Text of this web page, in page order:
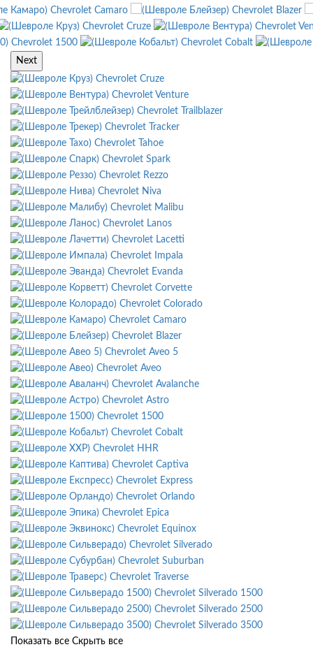
Chevrolet Camaro
Chevrolet Blazer
Chevrolet Cruze
Chevrolet
Chevrolet 1500
Chevrolet Cobalt
Next
Chevrolet Cruze
Chevrolet Venture
Chevrolet Trailblazer
Chevrolet Tracker
Chevrolet Tahoe
Chevrolet Spark
Chevrolet Rezzo
Chevrolet Niva
Chevrolet Malibu
Chevrolet Lanos
Chevrolet Lacetti
Chevrolet Impala
Chevrolet Evanda
Chevrolet Corvette
Chevrolet Colorado
Chevrolet Camaro
Chevrolet Blazer
Chevrolet Aveo 5
Chevrolet Aveo
Chevrolet Avalanche
Chevrolet Astro
Chevrolet 1500
Chevrolet Cobalt
Chevrolet HHR
Chevrolet Captiva
Chevrolet Express
Chevrolet Orlando
Chevrolet Epica
Chevrolet Equinox
Chevrolet Silverado
Chevrolet Suburban
Chevrolet Traverse
Chevrolet Silverado 1500
Chevrolet Silverado 2500
Chevrolet Silverado 3500
Показать все Скрыть все